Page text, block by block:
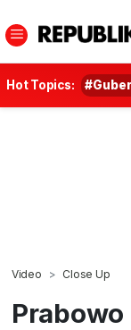
Hot Topics:
Video Close Up